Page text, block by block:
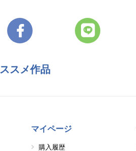
スメ作品
マイページ
購入履歴